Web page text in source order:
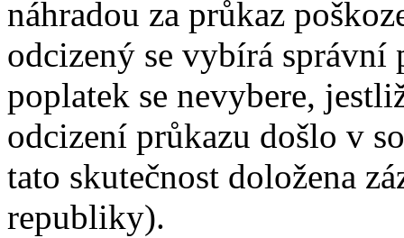
náhradou za průkaz
odcizený se vybírá
poplatek se nevybere,
odcizení průkazu došlo v
tato skutečnost doložena
republiky).